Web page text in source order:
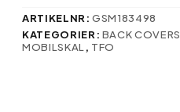
mängd
ARTIKELNR:GSM183498
KATEGORIER: BACK COVERS
MOBILSKAL , TFO